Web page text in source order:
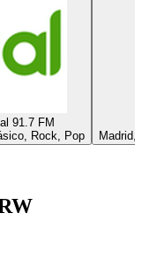
91.7 FM
Rock, Pop